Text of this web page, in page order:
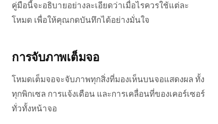
คู่มือนี้จะอธิบายอย่างละเอียดว่าเมื่อไรควรใช้แต่ละ
โหมด เพื่อให้คุณกดบันทึกได้อย่างมั่นใจ
การจับภาพเต็มจอ
โหมดเต็มจอจะจับภาพทุกสิ่งที่มองเห็นบนจอแสดงผล ทั้ง
ทุกพิกเซล การแจ้งเตือน และการเคลื่อนที่ของเคอร์เซอร์
ทั่วทั้งหน้าจอ